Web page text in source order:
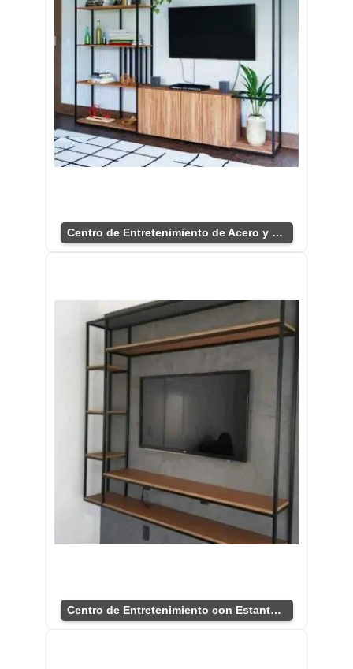
Centro de Entretenimiento de Acero y Roble
Centro de Entretenimiento con Estantes Funcionales